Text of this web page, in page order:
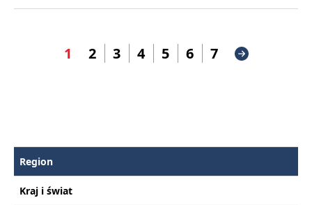
1 2 3 4 5 6 7
Region
Kraj i świat